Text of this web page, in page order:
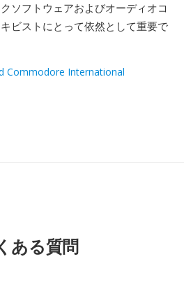
ソフトウェアおよびオーディオコ
ビストにとって依然として重要で
Commodore International
ある質問